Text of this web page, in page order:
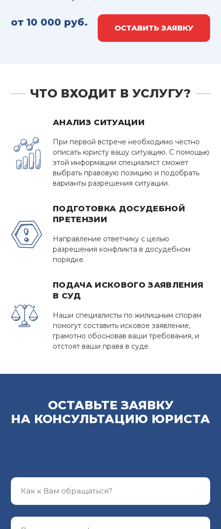
от 10 000 руб. ОСТАВИТЬ ЗАЯВКУ
ЧТО ВХОДИТ В УСЛУГУ?
АНАЛИЗ СИТУАЦИИ
При первой встрече необходимо честно
описать юристу вашу ситуацию. С помощью
этой информации специалист сможет
выбрать правовую позицию и подобрать
варианты разрешения ситуации.
ПОДГОТОВКА ДОСУДЕБНОЙ
ПРЕТЕНЗИИ
Направление ответчику с целью
разрешения конфликта в досудебном
порядке.
ПОДАЧА ИСКОВОГО ЗАЯВЛЕНИЯ
В СУД
Наши специалисты по жилищным спорам
помогут составить исковое заявление,
грамотно обосновав ваши требования, и
отстоят ваши права в суде.
ОСТАВЬТЕ ЗАЯВКУ
НА КОНСУЛЬТАЦИЮ ЮРИСТА